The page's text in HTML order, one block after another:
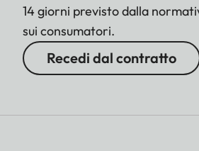
14 giorni previsto dalla
sui consumatori.
Recedi dal contratto